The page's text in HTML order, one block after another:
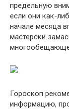
предельную
если они как-
начале месяца
мастерски
Гороскоп
информацию,